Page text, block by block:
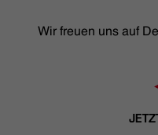
Wir freuen uns auf